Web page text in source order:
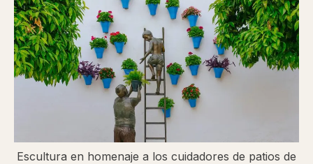
Escultura en homenaje a los cuidadores de patios de